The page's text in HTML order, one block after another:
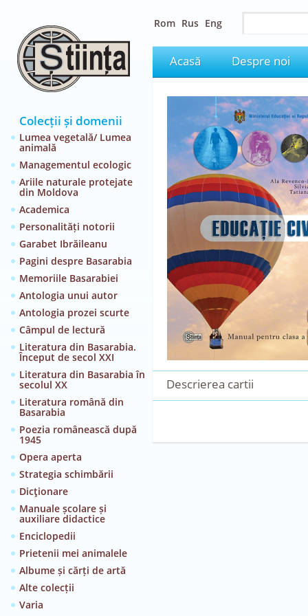
Colecții și domenii
Lumea vegetală/ Lumea
animală
Managementul ecologic
Ariile naturale protejate
din Moldova
Academica
Personalități notorii
Garabet Ibrăileanu
Pagini despre Basarabia
Memoriile Basarabiei
Antologia unui autor
Antologia prozei scurte
Câmpul de lectură
Literatura din Basarabia.
Început de secol XXI
Literatura din Basarabia în
secolul XX
Literatura română din
Basarabia
Poezia românească după
1945
Opera aperta
Strategia schimbării
Dicţionare
Manuale școlare și
auxiliare didactice
Enciclopedii
Prietenii mei animalele
Albume și cărți de artă
Alte colecții
Varia
Rom Rus Eng
Acasă Despre noi
Descrierea cartii